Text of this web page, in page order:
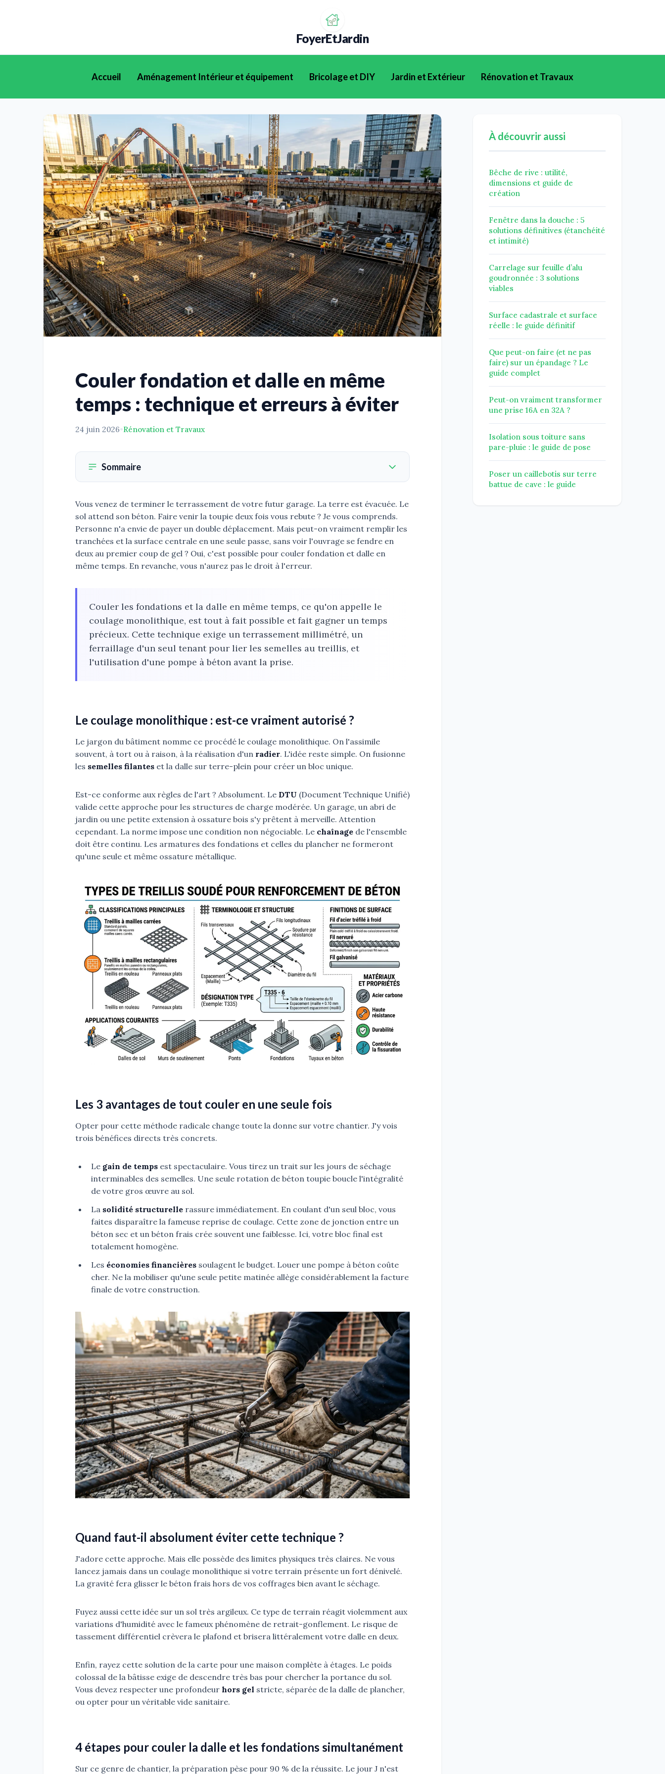
FoyerEtJardin
Accueil Aménagement Intérieur et équipement Bricolage et DIY Jardin et Extérieur Rénovation et Travaux
Couler fondation et dalle en même
temps : technique et erreurs à éviter
24 juin 2026•Rénovation et Travaux
Sommaire
Vous venez de terminer le terrassement de votre futur garage. La terre est évacuée. Le
sol attend son béton. Faire venir la toupie deux fois vous rebute ? Je vous comprends.
Personne n'a envie de payer un double déplacement. Mais peut-on vraiment remplir les
tranchées et la surface centrale en une seule passe, sans voir l'ouvrage se fendre en
deux au premier coup de gel ? Oui, c'est possible pour couler fondation et dalle en
même temps. En revanche, vous n'aurez pas le droit à l'erreur.
Couler les fondations et la dalle en même temps, ce qu'on appelle le
coulage monolithique, est tout à fait possible et fait gagner un temps
précieux. Cette technique exige un terrassement millimétré, un
ferraillage d'un seul tenant pour lier les semelles au treillis, et
l'utilisation d'une pompe à béton avant la prise.
Le coulage monolithique : est-ce vraiment autorisé ?
Le jargon du bâtiment nomme ce procédé le coulage monolithique. On l'assimile
souvent, à tort ou à raison, à la réalisation d'un radier. L'idée reste simple. On fusionne
les semelles filantes et la dalle sur terre-plein pour créer un bloc unique.
Est-ce conforme aux règles de l'art ? Absolument. Le DTU (Document Technique Unifié)
valide cette approche pour les structures de charge modérée. Un garage, un abri de
jardin ou une petite extension à ossature bois s'y prêtent à merveille. Attention
cependant. La norme impose une condition non négociable. Le chaînage de l'ensemble
doit être continu. Les armatures des fondations et celles du plancher ne formeront
qu'une seule et même ossature métallique.
Les 3 avantages de tout couler en une seule fois
Opter pour cette méthode radicale change toute la donne sur votre chantier. J'y vois
trois bénéfices directs très concrets.
Le gain de temps est spectaculaire. Vous tirez un trait sur les jours de séchage
interminables des semelles. Une seule rotation de béton toupie boucle l'intégralité
de votre gros œuvre au sol.
La solidité structurelle rassure immédiatement. En coulant d'un seul bloc, vous
faites disparaître la fameuse reprise de coulage. Cette zone de jonction entre un
béton sec et un béton frais crée souvent une faiblesse. Ici, votre bloc final est
totalement homogène.
Les économies financières soulagent le budget. Louer une pompe à béton coûte
cher. Ne la mobiliser qu'une seule petite matinée allège considérablement la facture
finale de votre construction.
Quand faut-il absolument éviter cette technique ?
J'adore cette approche. Mais elle possède des limites physiques très claires. Ne vous
lancez jamais dans un coulage monolithique si votre terrain présente un fort dénivelé.
La gravité fera glisser le béton frais hors de vos coffrages bien avant le séchage.
Fuyez aussi cette idée sur un sol très argileux. Ce type de terrain réagit violemment aux
variations d'humidité avec le fameux phénomène de retrait-gonflement. Le risque de
tassement différentiel crèvera le plafond et brisera littéralement votre dalle en deux.
Enfin, rayez cette solution de la carte pour une maison complète à étages. Le poids
colossal de la bâtisse exige de descendre très bas pour chercher la portance du sol.
Vous devez respecter une profondeur hors gel stricte, séparée de la dalle de plancher,
ou opter pour un véritable vide sanitaire.
4 étapes pour couler la dalle et les fondations simultanément
Sur ce genre de chantier, la préparation pèse pour 90 % de la réussite. Le jour J n'est
À découvrir aussi
Bêche de rive : utilité,
dimensions et guide de
création
Fenêtre dans la douche : 5
solutions définitives (étanchéité
et intimité)
Carrelage sur feuille d’alu
goudronnée : 3 solutions
viables
Surface cadastrale et surface
réelle : le guide définitif
Que peut-on faire (et ne pas
faire) sur un épandage ? Le
guide complet
Peut-on vraiment transformer
une prise 16A en 32A ?
Isolation sous toiture sans
pare-pluie : le guide de pose
Poser un caillebotis sur terre
battue de cave : le guide